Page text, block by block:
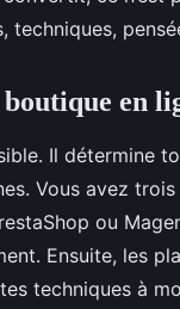
techniques,
en
Il détermine
Vous avez trois
ou
Ensuite, les
techniques à